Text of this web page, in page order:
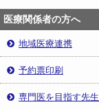
医療関係者の方へ
地域医療連携
予約票印刷
専門医を目指す先